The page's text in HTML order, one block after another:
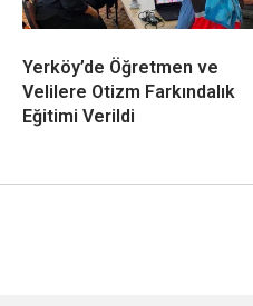
Yerköy’de Öğretmen ve
Velilere Otizm Farkındalık
Eğitimi Verildi